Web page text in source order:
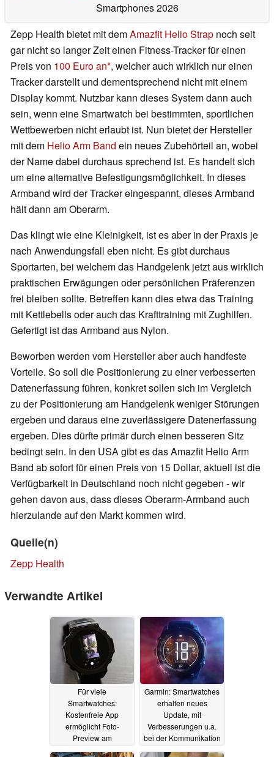
Smartphones 2026
Zepp Health bietet mit demAmazfit Helio Strap noch seit
gar nicht so langer Zeit einen Fitness-Tracker für einen
Preis von 100 Euro an , welcher auch wirklich nur einen
Tracker darstellt und dementsprechend nicht mit einem
Display kommt. Nutzbar kann dieses System dann auch
sein, wenn eine Smartwatch bei bestimmten, sportlichen
Wettbewerben nicht erlaubt ist. Nun bietet der Hersteller
mit dem Helio Arm Band ein neues Zubehörteil an, wobei
der Name dabei durchaus sprechend ist. Es handelt sich
um eine alternative Befestigungsmöglichkeit. In dieses
Armband wird der Tracker eingespannt, dieses Armband
hält dann am Oberarm.
Das klingt wie eine Kleinigkeit, ist es aber in der Praxis je
nach Anwendungsfall eben nicht. Es gibt durchaus
Sportarten, bei welchem das Handgelenk jetzt aus wirklich
praktischen Erwägungen oder persönlichen Präferenzen
frei bleiben sollte. Betreffen kann dies etwa das Training
mit Kettlebells oder auch das Krafttraining mit Zughilfen.
Gefertigt ist das Armband aus Nylon.
Beworben werden vom Hersteller aber auch handfeste
Vorteile. So soll die Positionierung zu einer verbesserten
Datenerfassung führen, konkret sollen sich im Vergleich
zu der Positionierung am Handgelenk weniger Störungen
ergeben und daraus eine zuverlässigere Datenerfassung
ergeben. Dies dürfte primär durch einen besseren Sitz
bedingt sein. In den USA gibt es das Amazfit Helio Arm
Band ab sofort für einen Preis von 15 Dollar, aktuell ist die
Verfügbarkeit in Deutschland noch nicht gegeben - wir
gehen davon aus, dass dieses Oberarm-Armband auch
hierzulande auf den Markt kommen wird.
Quelle(n)
Zepp Health
Verwandte Artikel
Für viele
Smartwatches:
Kostenfreie App
ermöglicht Foto-
Preview am
Handgelenk03.05.2026
Garmin: Smartwatches
erhalten neues
Update, mit
Verbesserungen u.a.
bei der Kommunikation
20.09.2025